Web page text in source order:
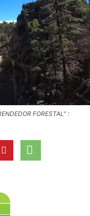
FORESTAL" :